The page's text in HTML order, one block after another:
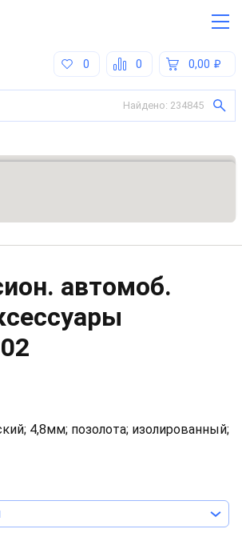
0,00
0
0
Найдено: 234845
автомоб.
4,8мм; позолота; изолированный;